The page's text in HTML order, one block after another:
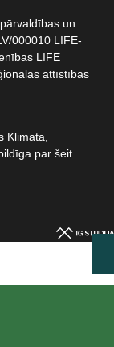
un
000010 LIFE-
LIFE
attīstības
Klimata,
par šeit